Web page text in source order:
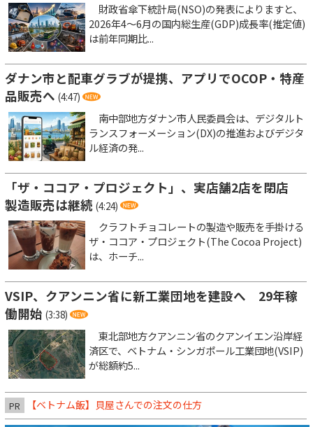
財政省傘下統計局(NSO)の発表によりますと、
2026年4～6月の国内総生産(GDP)成長率(推定値)
は前年同期比...
ダナン市と配車グラブが提携、アプリでOCOP・特産
品販売へ (4:47)
南中部地方ダナン市人民委員会は、デジタルト
ランスフォーメーション(DX)の推進およびデジタ
ル経済の発...
「ザ・ココア・プロジェクト」、実店舗2店を閉店
製造販売は継続 (4:24)
クラフトチョコレートの製造や販売を手掛ける
ザ・ココア・プロジェクト(The Cocoa Project)
は、ホーチ...
VSIP、クアンニン省に新工業団地を建設へ 29年稼
働開始 (3:38)
東北部地方クアンニン省のクアンイエン沿岸経
済区で、ベトナム・シンガポール工業団地(VSIP)
が総額約5...
PR 【ベトナム飯】貝屋さんでの注文の仕方